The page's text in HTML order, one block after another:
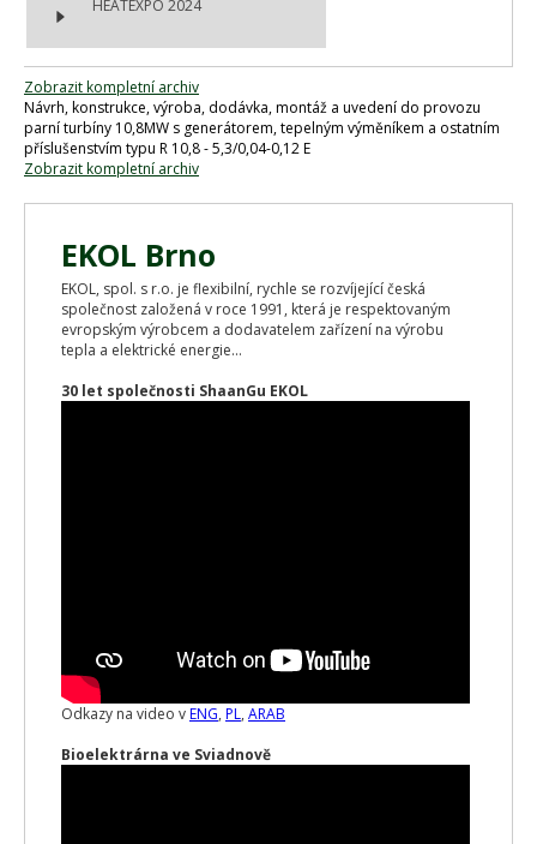
HEATEXPO 2024
Zobrazit kompletní archiv
Návrh, konstrukce, výroba, dodávka, montáž a uvedení do provozu
parní turbíny 10,8MW s generátorem, tepelným výměníkem a ostatním
příslušenstvím typu R 10,8 - 5,3/0,04-0,12 E
Zobrazit kompletní archiv
EKOL Brno
EKOL, spol. s r.o. je flexibilní, rychle se rozvíjející česká
společnost založená v roce 1991, která je respektovaným
evropským výrobcem a dodavatelem zařízení na výrobu
tepla a elektrické energie...
30 let společnosti ShaanGu EKOL
Odkazy na video vENG, PL, ARAB
Bioelektrárna ve Sviadnově